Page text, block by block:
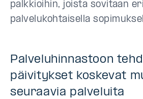
palkkioihin, joista sovitaan
palvelukohtaisella
Palveluhinnastoon
päivitykset koskevat
seuraavia palveluita